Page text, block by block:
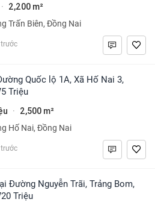
· 2,200 m²
Trấn Biên, Đồng Nai
Triệu
· 2,500 m²
Hố Nai, Đồng Nai
Triệu